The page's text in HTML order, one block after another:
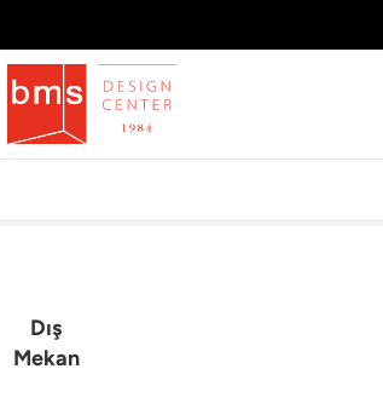
Dış
Mekan